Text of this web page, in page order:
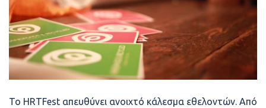
Το HRTFest απευθύνει ανοιχτό κάλεσμα εθελοντών. Από